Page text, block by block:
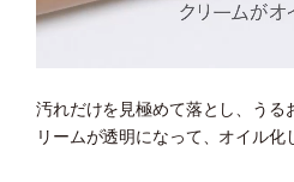
汚れだけを見極めて落とし、うる
リームが透明になって、オイル化